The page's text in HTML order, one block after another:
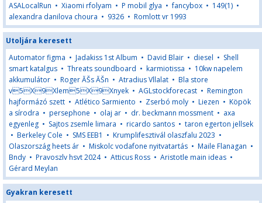
ASALocalRun • Xiaomi rfolyam • P mobil glya •fancybox • 149(1) •
alexandra danilova choura • 9326 • Romlott vr 1993
Utoljára keresett
Automator figma • Jadakiss 1st Album • David Blair • diesel • Shell
smart katalgus • Threats soundboard • karmiotissa • 10kw napelem
akkumulátor • Roger ĂŠs ĂŠn • Atradius Vllalat • Bla store
v5X9Xlem5X9Xnyek • AGLstockforecast • Remington
hajformázó szett • Atlético Sarmiento • Zserbó moly • Liezen • Köpök
a sírodra • persephone • olaj ar • dr. beckmann mossment • axa
egyenleg • Sajtos zsemle limara • ricardo santos • taron egerton jellsek
• Berkeley Cole • SMS EEB1 • Krumplifesztivál olaszfalu 2023 •
Olaszország heets ár • Miskolc vodafone nyitvatartás • Maile Flanagan •
Bndy • Pravoszlv hsvt 2024• Atticus Ross • Aristotle main ideas •
Gérard Meylan
Gyakran keresett